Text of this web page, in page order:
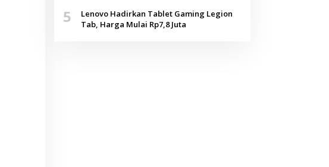
5
Lenovo Hadirkan Tablet Gaming Legion
Tab, Harga Mulai Rp7,8 Juta